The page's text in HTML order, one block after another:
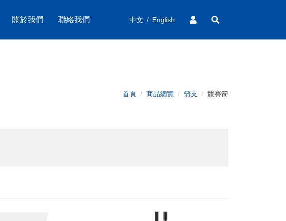
首頁 商品總覽 箭支 競賽箭
關於我們 聯絡我們 中文 / English